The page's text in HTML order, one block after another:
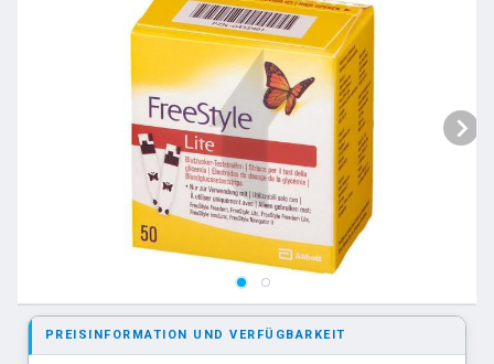
PREISINFORMATION UND VERFÜGBARKEIT